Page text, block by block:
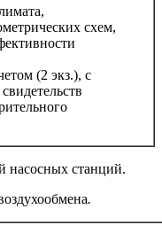
схем,
(2 экз.), с
насосных станций.
.